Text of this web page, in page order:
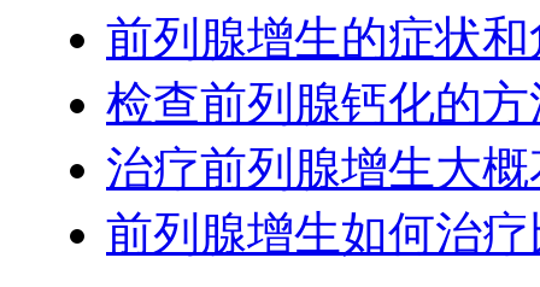
前列腺增生的症状
检查前列腺钙化的
治疗前列腺增生大
前列腺增生如何治